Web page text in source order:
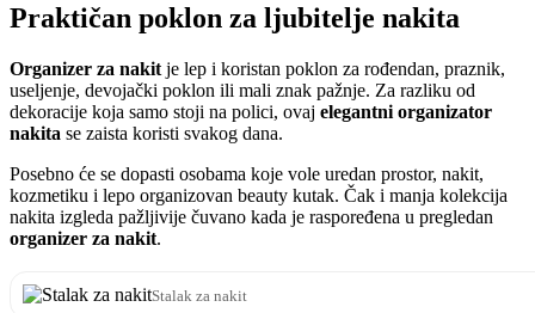
Praktičan poklon za ljubitelje nakita
Organizer za nakit je lep i koristan poklon za rođendan, praznik,
useljenje, devojački poklon ili mali znak pažnje. Za razliku od
dekoracije koja samo stoji na polici, ovaj elegantni organizator
nakita se zaista koristi svakog dana.
Posebno će se dopasti osobama koje vole uredan prostor, nakit,
kozmetiku i lepo organizovan beauty kutak. Čak i manja kolekcija
nakita izgleda pažljivije čuvano kada je raspoređena u pregledan
organizer za nakit.
Stalak za nakit